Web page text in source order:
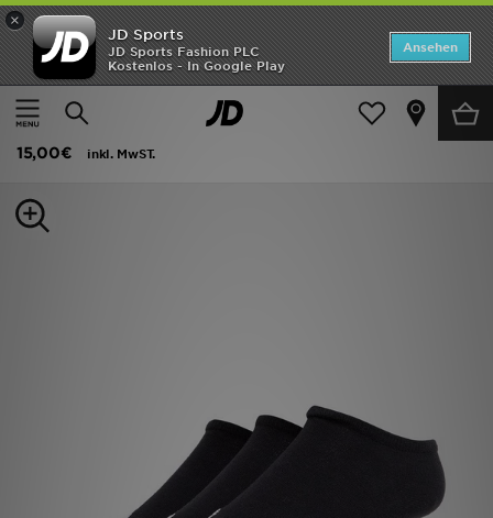
×
JD Sports
JD Sports Fashion PLC
Kostenlos - In Google Play
Ansehen
Startseite
Herren Herren Accessoires Socken
adidas Originals 3-Pack Trainer Socks
15,00€
inkl. MwST.
Startseite
ANGEBOTE
Herren